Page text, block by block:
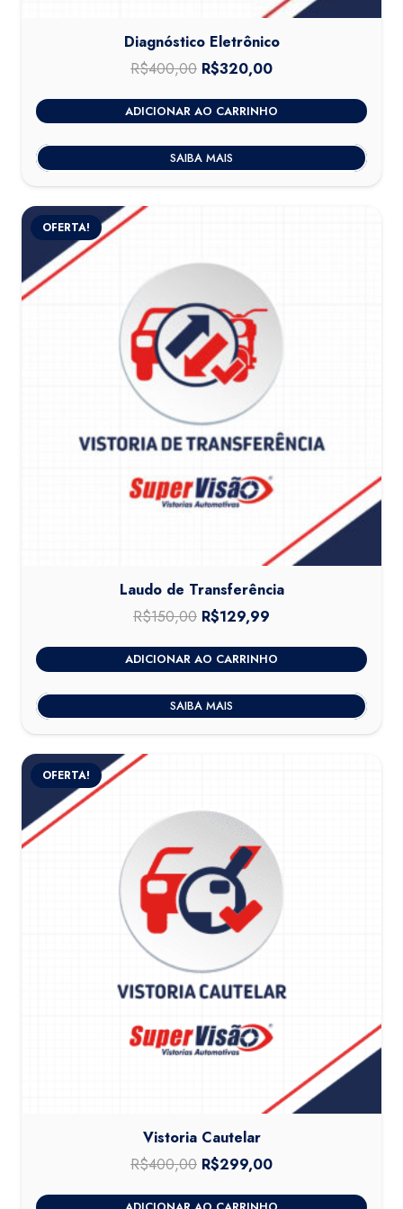
Diagnóstico Eletrônico
R$400,00 O
preço
original
era:
R$400,00.
R$320,00
preço
atual
é:
R$320,00.
ADICIONAR AO CARRINHO
SAIBA MAIS
OFERTA!
Laudo de Transferência
R$150,00 O
preço
original
era:
R$150,00.
R$129,99
preço
atual
é:
R$129,99.
ADICIONAR AO CARRINHO
SAIBA MAIS
OFERTA!
Vistoria Cautelar
R$400,00 O
preço
R$299,00
preço